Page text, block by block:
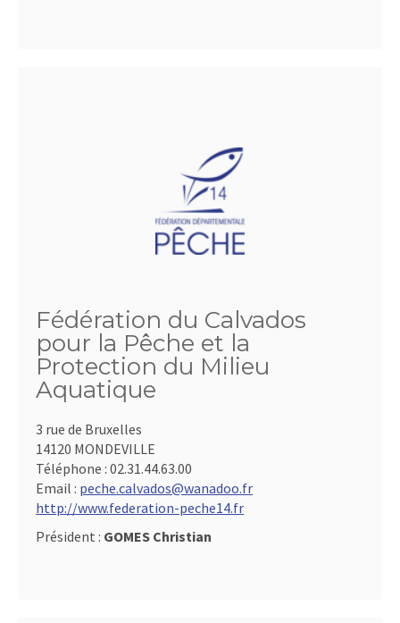
Fédération du Calvados
pour la Pêche et la
Protection du Milieu
Aquatique
3 rue de Bruxelles
14120 MONDEVILLE
Téléphone : 02.31.44.63.00
Email : peche.calvados@wanadoo.fr
http://www.federation-peche14.fr
Président : GOMES Christian